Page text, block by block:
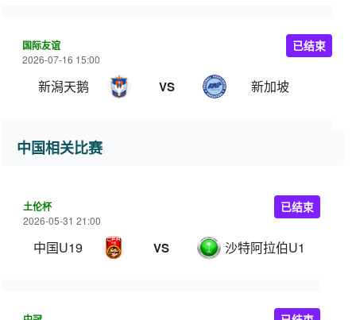
国际友谊
2026-07-16 15:00
新潟天鹅 VS 新加坡
已结束
中国相关比赛
土伦杯
2026-05-31 21:00
中国U19 VS 沙特阿拉伯U19
已结束